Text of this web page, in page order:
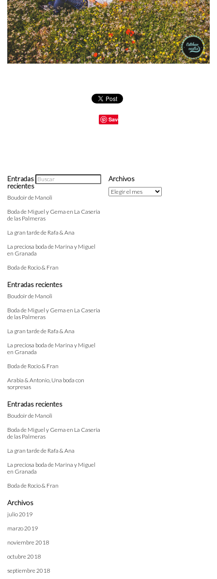
Save
Entradas
recientes
Boudoir de Manoli
Boda de Miguel y Gema en La Caseria
de las Palmeras
La gran tarde de Rafa & Ana
La preciosa boda de Marina y Miguel
en Granada
Boda de Rocio & Fran
Entradas recientes
Boudoir de Manoli
Boda de Miguel y Gema en La Caseria
de las Palmeras
La gran tarde de Rafa & Ana
La preciosa boda de Marina y Miguel
en Granada
Boda de Rocio & Fran
Arabia & Antonio, Una boda con
sorpresas
Entradas recientes
Boudoir de Manoli
Boda de Miguel y Gema en La Caseria
de las Palmeras
La gran tarde de Rafa & Ana
La preciosa boda de Marina y Miguel
en Granada
Boda de Rocio & Fran
Archivos
julio 2019
marzo 2019
noviembre 2018
octubre 2018
septiembre 2018
Archivos
Archivos